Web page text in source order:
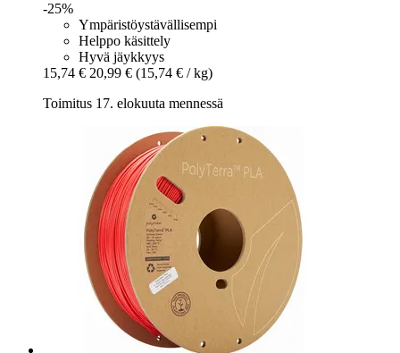
-25%
Ympäristöystävällisempi
Helppo käsittely
Hyvä jäykkyys
15,74 € 20,99 € (15,74 € / kg)
Toimitus 17. elokuuta mennessä